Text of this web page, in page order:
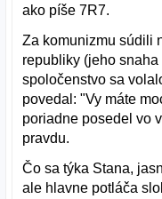
ako píše 7R7.
Za komunizmu súdili
republiky (jeho
spoločenstvo sa
povedal: "Vy máte
poriadne posedel vo
pravdu.
Čo sa týka Stana,
ale hlavne potláča